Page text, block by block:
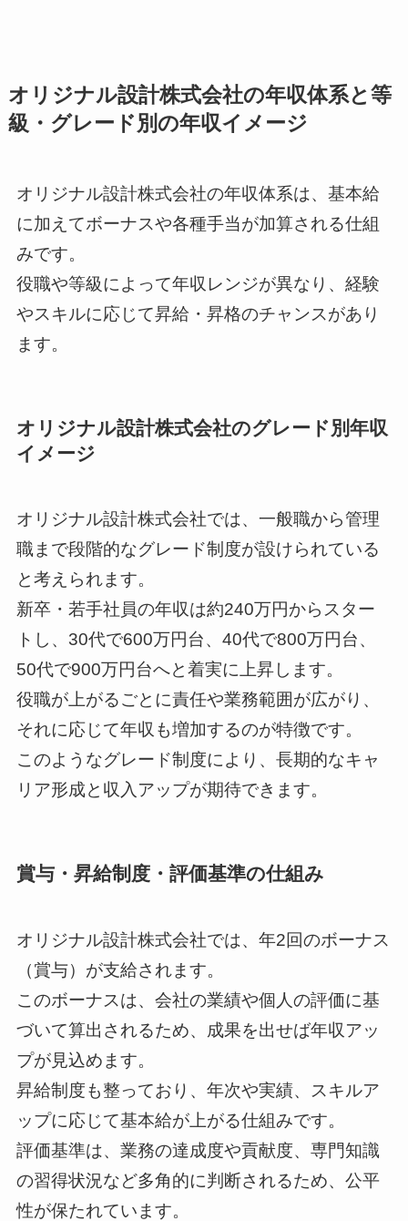
オリジナル設計株式会社の年収体系と等
級・グレード別の年収イメージ
オリジナル設計株式会社の年収体系は、基本給
に加えてボーナスや各種手当が加算される仕組
みです。
役職や等級によって年収レンジが異なり、経験
やスキルに応じて昇給・昇格のチャンスがあり
ます。
オリジナル設計株式会社のグレード別年収
イメージ
オリジナル設計株式会社では、一般職から管理
職まで段階的なグレード制度が設けられている
と考えられます。
新卒・若手社員の年収は約240万円からスター
トし、30代で600万円台、40代で800万円台、
50代で900万円台へと着実に上昇します。
役職が上がるごとに責任や業務範囲が広がり、
それに応じて年収も増加するのが特徴です。
このようなグレード制度により、長期的なキャ
リア形成と収入アップが期待できます。
賞与・昇給制度・評価基準の仕組み
オリジナル設計株式会社では、年2回のボーナス
（賞与）が支給されます。
このボーナスは、会社の業績や個人の評価に基
づいて算出されるため、成果を出せば年収アッ
プが見込めます。
昇給制度も整っており、年次や実績、スキルア
ップに応じて基本給が上がる仕組みです。
評価基準は、業務の達成度や貢献度、専門知識
の習得状況など多角的に判断されるため、公平
性が保たれています。